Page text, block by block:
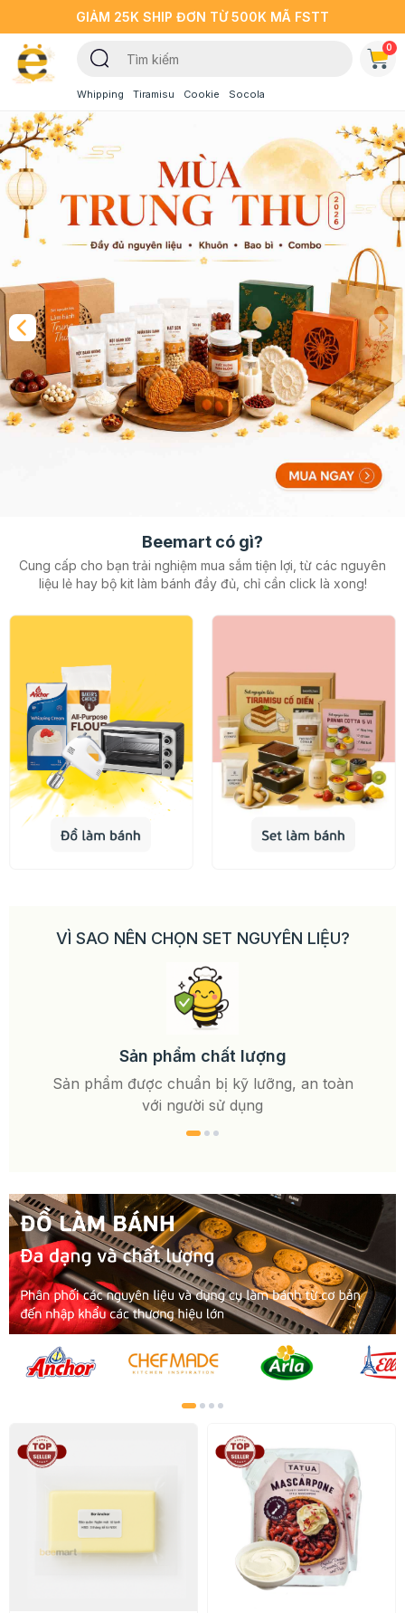
GIẢM 25K SHIP ĐƠN TỪ 500K MÃ FSTT
Whipping Tiramisu Cookie Socola
0
Beemart có gì?
Cung cấp cho bạn trải nghiệm mua sắm tiện lợi, từ các nguyên
liệu lẻ haybộ kit làm bánh đầy đủ, chỉ cần click là xong!
VÌ SAO NÊN CHỌN SET NGUYÊN LIỆU?
Sản phẩm chất lượng
Sản phẩm được chuẩn bị kỹ lưỡng, an toàn
với người sử dụng